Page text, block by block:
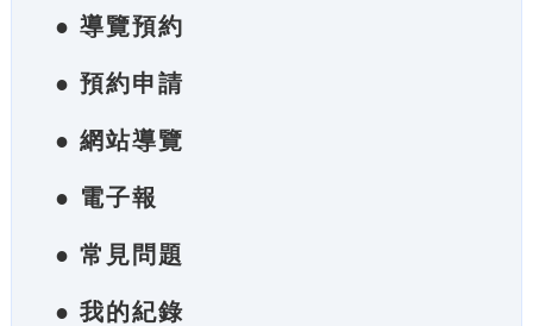
● 導覽預約
● 預約申請
● 網站導覽
● 電子報
● 常見問題
● 我的紀錄